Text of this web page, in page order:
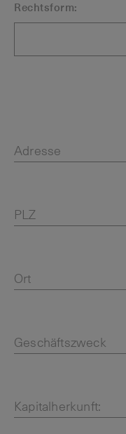
Rechtsform:
Adresse
PLZ
Ort
Geschäftszweck
Kapitalherkunft: